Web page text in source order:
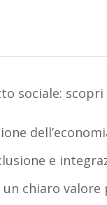
sociale:
e
chiaro